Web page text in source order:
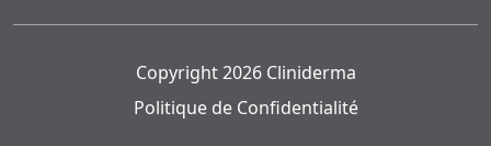
Copyright 2026 Cliniderma
Politique de Confidentialité